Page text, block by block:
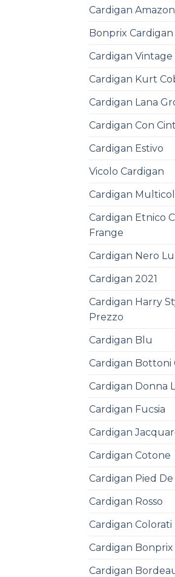
Cardigan Amazon
Bonprix Cardigan
Cardigan Vintage
Cardigan Kurt
Cardigan Lana
Cardigan Con
Cardigan Estivo
Vicolo Cardigan
Cardigan
Cardigan Etnico
Frange
Cardigan Nero
Cardigan 2021
Cardigan Harry
Prezzo
Cardigan Blu
Cardigan Bottoni
Cardigan Donna
Cardigan Fucsia
Cardigan
Cardigan Cotone
Cardigan Pied
Cardigan Rosso
Cardigan Colorati
Cardigan Bonprix
Cardigan